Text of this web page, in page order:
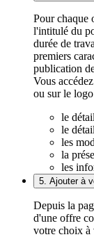
Pour chaque
l'intitulé du
durée de
premiers
publication
Vous
ou sur le
le
le
les
la
les
5. Ajouter à
Depuis la
d'une offre
votre choix à